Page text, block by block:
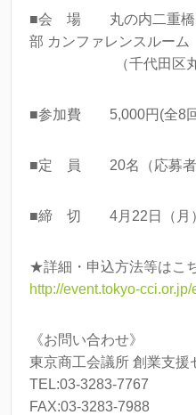
■会 場 丸の内二重橋
部 カンファレンスルーム
（千代田区丸の
■参加費 5,000円(全8回
■定 員 20名（応募者
■締 切 4月22日（月
★詳細・申込方法等はこ
http://event.tokyo-
《お問い合わせ》
東京商工会議所 創業支援
TEL:03-3283-7767
FAX:03-3283-7988